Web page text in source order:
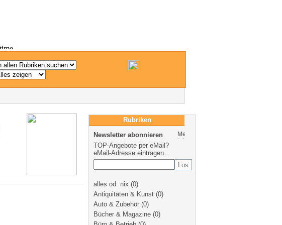
Rubriken
Newsletter abonnieren
TOP-Angebote per eMail?
eMail-Adresse eintragen...
alles od. nix (0)
Antiquitäten & Kunst (0)
Auto & Zubehör (0)
Bücher & Magazine (0)